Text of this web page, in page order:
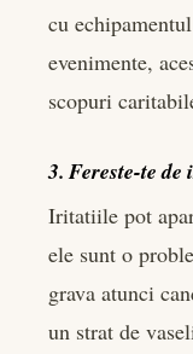
cu
evenimente,
scopuri
3. Fereste-te
Iritatiile pot
ele sunt o
grava atunci
un strat de